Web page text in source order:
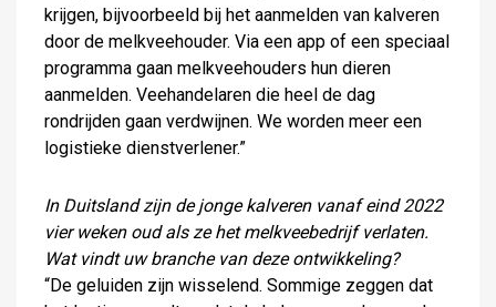
krijgen, bijvoorbeeld bij het aanmelden van kalveren
door de melkveehouder. Via een app of een speciaal
programma gaan melkveehouders hun dieren
aanmelden. Veehandelaren die heel de dag
rondrijden gaan verdwijnen. We worden meer een
logistieke dienstverlener.”
In Duitsland zijn de jonge kalveren vanaf eind 2022
vier weken oud als ze het melkveebedrijf verlaten.
Wat vindt uw branche van deze ontwikkeling?
“De geluiden zijn wisselend. Sommige zeggen dat